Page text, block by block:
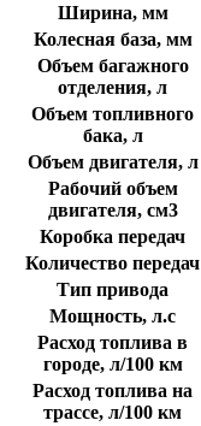
Ширина, мм
Колесная база, мм
Объем багажного
отделения, л
Объем топливного
бака, л
Объем двигателя, л
Рабочий объем
двигателя, см3
Коробка передач
Количество передач
Тип привода
Мощность, л.с
Расход топлива в
городе, л/100 км
Расход топлива на
трассе, л/100 км